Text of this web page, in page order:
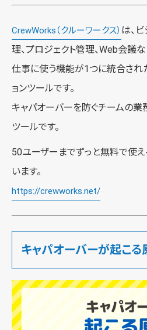
CrewWorks（クルーワークス） は、
理、プロジェクト管理、Web会議
仕事に使う機能が1つに統合され
ョンツールです。
キャパオーバーを防ぐチームの
ツールです。
50ユーザーまでずっと無料で使え
います。
https://crewworks.net/
キャパオーバーが起こる